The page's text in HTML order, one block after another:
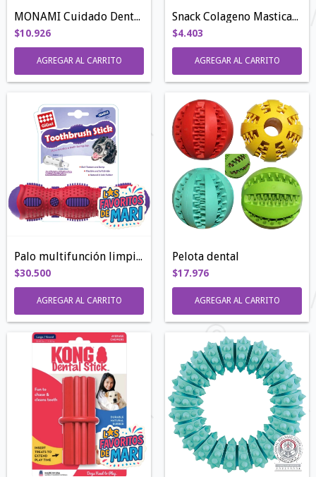
MONAMI Cuidado Dental | 400GR
$10.926
AGREGAR AL CARRITO
Snack Colageno Masticable | 140gr
$4.403
Palo multifunción limpia dientes
$30.500
Pelota dental
$17.976
AGREGAR AL CARRITO